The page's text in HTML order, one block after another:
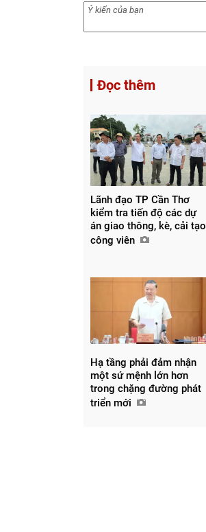
Đọc thêm
Lãnh đạo TP Cần Thơ
kiểm tra tiến độ các dự
án giao thông, kè, cải tạo
công viên
Hạ tầng phải đảm nhận
một sứ mệnh lớn hơn
trong chặng đường phát
triển mới